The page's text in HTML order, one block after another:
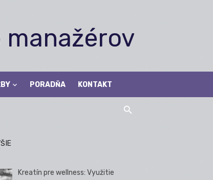
PORADŇA KONTAKT
Kreatín pre wellness: Využitie